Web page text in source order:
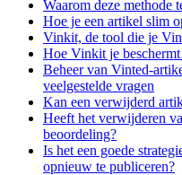
Waarom deze methode
Hoe je een artikel slim
Vinkit, de tool die je
Hoe Vinkit je
Beheer van Vinted-
veelgestelde vragen
Kan een verwijderd
Heeft het verwijderen
beoordeling?
Is het een goede
opnieuw te publiceren?